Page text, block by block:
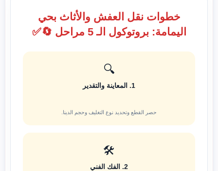
خطوات نقل العفش والأثاث بحي
اليمامة: بروتوكول الـ 5 مراحل 🔄✅
🔍
1. المعاينة والتقدير
حصر القطع وتحديد نوع التغليف وحجم الدينا.
🛠️
2. الفك الفني